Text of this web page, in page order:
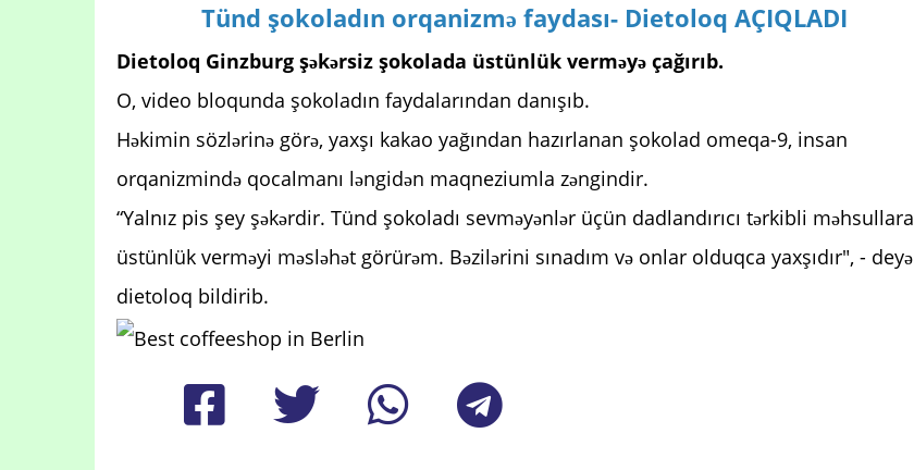
Tünd şokoladın orqanizmə faydası- Dietoloq AÇIQLADI
Dietoloq Ginzburg şəkərsiz şokolada üstünlük verməyə çağırıb.
O, video bloqunda şokoladın faydalarından danışıb.
Həkimin sözlərinə görə, yaxşı kakao yağından hazırlanan şokolad omeqa-9, insan
orqanizmində qocalmanı ləngidən maqneziumla zəngindir.
“Yalnız pis şey şəkərdir. Tünd şokoladı sevməyənlər üçün dadlandırıcı tərkibli məhsullara
üstünlük verməyi məsləhət görürəm. Bəzilərini sınadım və onlar olduqca yaxşıdır", - deyə
dietoloq bildirib.